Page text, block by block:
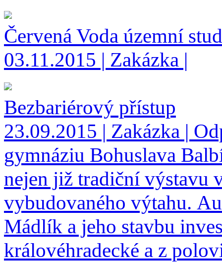
Červená Voda územní
03.11.2015 | Zakázka |
Bezbariérový přístup
23.09.2015 | Zakázka |
gymnáziu Bohuslava
nejen již tradiční výstavu
vybudovaného výtahu.
Mádlík a jeho stavbu
královéhradecké a z